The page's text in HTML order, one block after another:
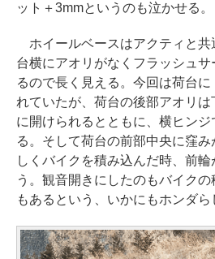
ット＋3mmというのも泣かせる。
ホイールベースはアクティと共
台横にアオリがなくフラッシュ
るので長く見える。今回は荷台
れていたが、荷台の後部アオリは
に開けられるとともに、横ヒンジ
る。そして荷台の前部中央に窪
しくバイクを積み込んだ時、前
う。観音開きにしたのもバイク
もあるという、いかにもホンダら